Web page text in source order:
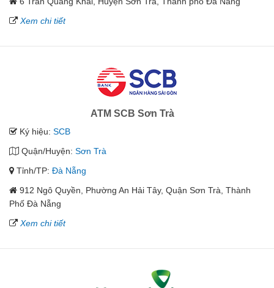
Xem chi tiết
ATM SCB Sơn Trà
Ký hiệu: SCB
Quận/Huyện: Sơn Trà
Tỉnh/TP: Đà Nẵng
912 Ngô Quyền, Phường An Hải Tây, Quận Sơn Trà, Thành
Phố Đà Nẵng
Xem chi tiết